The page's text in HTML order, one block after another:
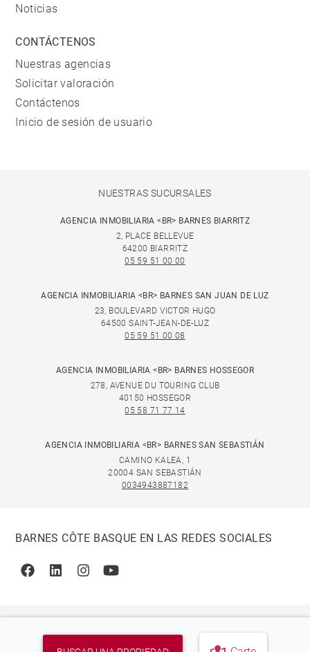
Noticias
CONTÁCTENOS
Nuestras agencias
Solicitar valoración
Contáctenos
Inicio de sesión de usuario
NUESTRAS SUCURSALES
AGENCIA INMOBILIARIA <BR> BARNES BIARRITZ
2, PLACE BELLEVUE
64200 BIARRITZ
05 59 51 00 00
AGENCIA INMOBILIARIA <BR> BARNES SAN JUAN DE LUZ
23, BOULEVARD VICTOR HUGO
64500 SAINT-JEAN-DE-LUZ
05 59 51 00 08
AGENCIA INMOBILIARIA <BR> BARNES HOSSEGOR
278, AVENUE DU TOURING CLUB
40150 HOSSEGOR
05 58 71 77 14
AGENCIA INMOBILIARIA <BR> BARNES SAN SEBASTIÁN
CAMINO KALEA, 1
20004 SAN SEBASTIÁN
0034943887182
BARNES CÔTE BASQUE EN LAS REDES SOCIALES
FacebookLinkedinInstagramYoutube